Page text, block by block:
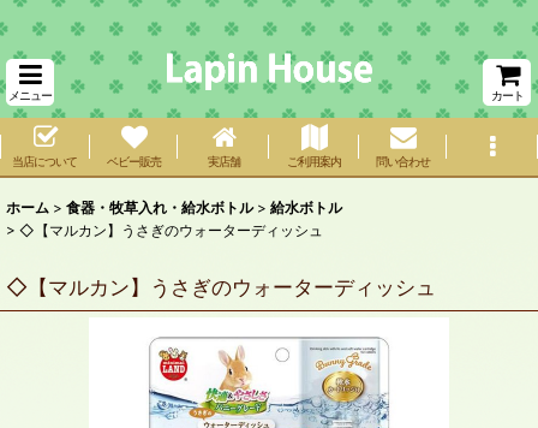
メニュー カート
当店について ベビー販売 実店舗 ご利用案内 問い合わせ
ホーム > 食器・牧草入れ・給水ボトル > 給水ボトル
> ◇【マルカン】うさぎのウォーターディッシュ
◇【マルカン】うさぎのウォーターディッシュ